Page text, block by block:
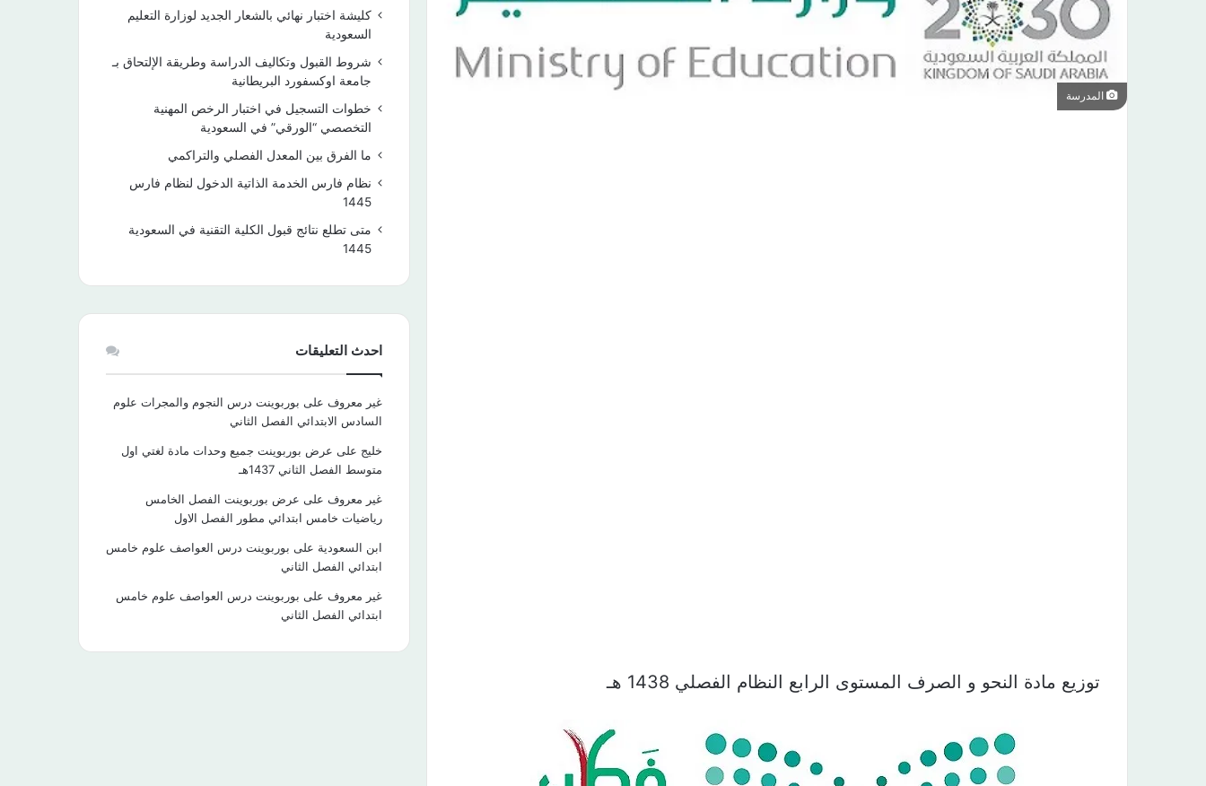
المدرسة
توزيع مادة النحو و الصرف المستوى الرابع النظام الفصلي 1438 هـ
كليشة اختبار نهائي بالشعار الجديد لوزارة التعليم
السعودية
شروط القبول وتكاليف الدراسة وطريقة الإلتحاق بـ
جامعة اوكسفورد البريطانية
خطوات التسجيل في اختبار الرخص المهنية
التخصصي “الورقي” في السعودية
ما الفرق بين المعدل الفصلي والتراكمي
نظام فارس الخدمة الذاتية الدخول لنظام فارس
1445
متى تطلع نتائج قبول الكلية التقنية في السعودية
1445
احدث التعليقات
غير معروف على بوربوينت درس النجوم والمجرات علوم
السادس الابتدائي الفصل الثاني
خليج على عرض بوربوينت جميع وحدات مادة لغتي اول
متوسط الفصل الثاني 1437هـ
غير معروف على عرض بوربوينت الفصل الخامس
رياضيات خامس ابتدائي مطور الفصل الاول
ابن السعودية على بوربوينت درس العواصف علوم خامس
ابتدائي الفصل الثاني
غير معروف على بوربوينت درس العواصف علوم خامس
ابتدائي الفصل الثاني